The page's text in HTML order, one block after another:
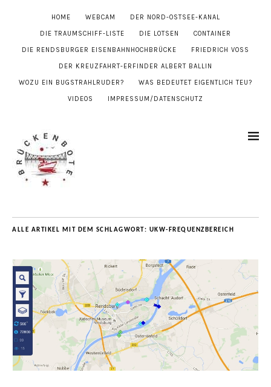
HOME WEBCAM DER NORD-OSTSEE-KANAL
DIE TRAUMSCHIFF-LISTE DIE LOTSEN CONTAINER
DIE RENDSBURGER EISENBAHNHOCHBRÜCKE FRIEDRICH VOSS
DER KREUZFAHRT-ERFINDER ALBERT BALLIN
WOZU EIN BUGSTRAHLRUDER? WAS BEDEUTET EIGENTLICH TEU?
VIDEOS IMPRESSUM/DATENSCHUTZ
ALLE ARTIKEL MIT DEM SCHLAGWORT: UKW-FREQUENZBEREICH